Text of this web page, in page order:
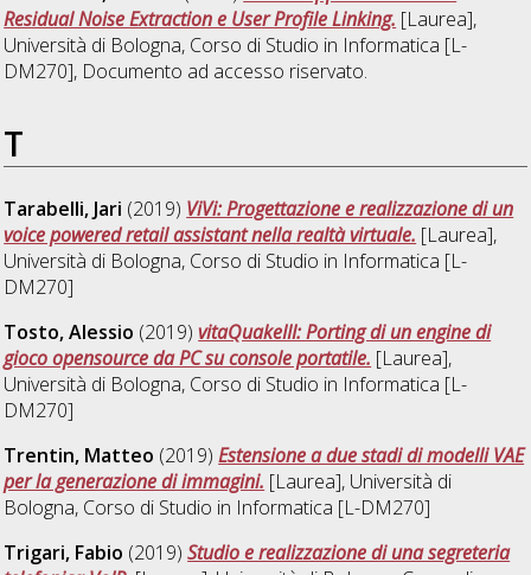
Residual Noise Extraction e User Profile Linking. [Laurea],
Università di Bologna, Corso di Studio in Informatica [L-
DM270], Documento ad accesso riservato.
T
Tarabelli, Jari (2019) ViVi: Progettazione e realizzazione di un
voice powered retail assistant nella realtà virtuale. [Laurea],
Università di Bologna, Corso di Studio in Informatica [L-
DM270]
Tosto, Alessio (2019)vitaQuakeIII: Porting di un engine di
gioco opensource da PC su console portatile. [Laurea],
Università di Bologna, Corso di Studio in Informatica [L-
DM270]
Trentin, Matteo (2019)Estensione a due stadi di modelli VAE
per la generazione di immagini. [Laurea], Università di
Bologna, Corso di Studio in Informatica [L-DM270]
Trigari, Fabio (2019)Studio e realizzazione di una segreteria